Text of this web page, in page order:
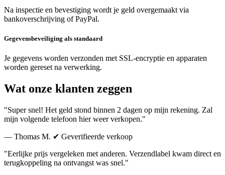
Na inspectie en bevestiging wordt je geld overgemaakt via
bankoverschrijving of PayPal.
Gegevensbeveiliging als standaard
Je gegevens worden verzonden met SSL-encryptie en apparaten
worden gereset na verwerking.
Wat onze klanten zeggen
"Super snel! Het geld stond binnen 2 dagen op mijn rekening. Zal
mijn volgende telefoon hier weer verkopen."
— Thomas M. ✔ Geverifieerde verkoop
"Eerlijke prijs vergeleken met anderen. Verzendlabel kwam direct en
terugkoppeling na ontvangst was snel."